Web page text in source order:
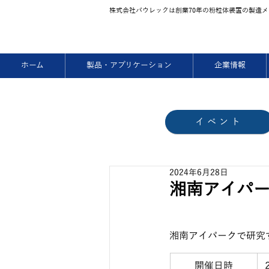
株式会社パウレックは創業70年の粉粒体装置の製造
ホーム 製品・アプリケーション 企業情報
イベント
湘南アイパ
2024年6月28日
湘南アイパークで研
開催日時